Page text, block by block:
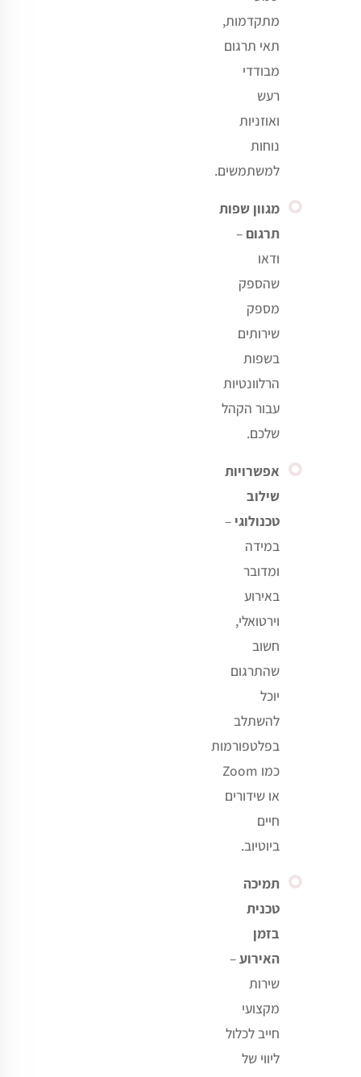
מתקדמות,
תאי תרגום
מבודדי
רעש
ואוזניות
נוחות
למשתמשים.
מגוון שפות
תרגום –
ודאו
שהספק
מספק
שירותים
בשפות
הרלוונטיות
עבור הקהל
שלכם.
אפשרויות
שילוב
טכנולוגי –
במידה
ומדובר
באירוע
וירטואלי,
חשוב
שהתרגום
יוכל
להשתלב
בפלטפורמות
כמו
או שידורים
חיים
ביוטיוב.
תמיכה
טכנית
בזמן
האירוע–
שירות
מקצועי
חייב לכלול
ליווי של